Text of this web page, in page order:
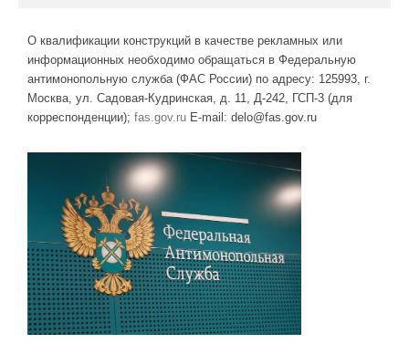
О квалификации конструкций в качестве рекламных или
информационных необходимо обращаться в Федеральную
антимонопольную служба (ФАС России) по адресу: 125993, г.
Москва, ул. Садовая-Кудринская, д. 11, Д-242, ГСП-3 (для
корреспонденции); fas.gov.ru E-mail: delo@fas.gov.ru